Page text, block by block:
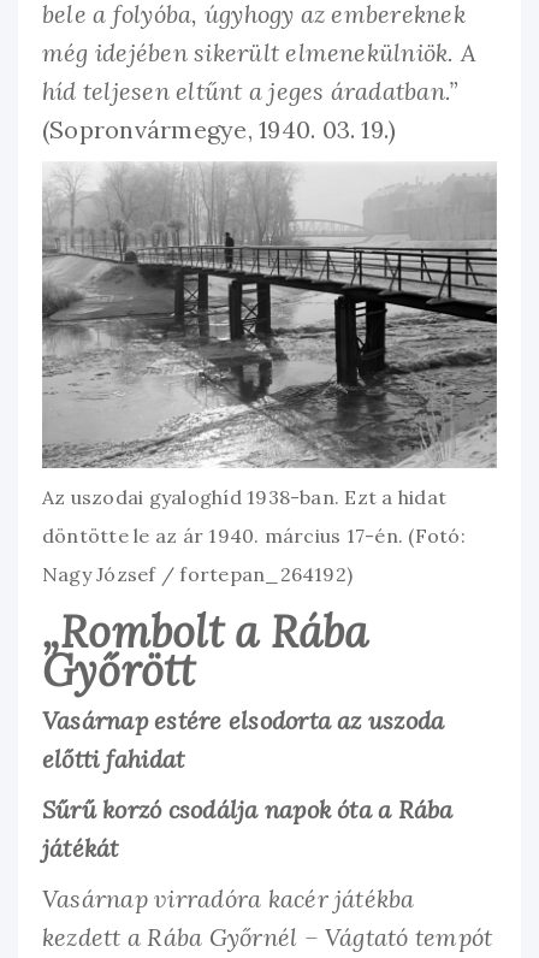
bele a folyóba, úgyhogy az embereknek
még idejében sikerült elmenekülniök. A
híd teljesen eltűnt a jeges áradatban.”
(Sopronvármegye, 1940. 03. 19.)
Az uszodai gyaloghíd 1938-ban. Ezt a hidat
döntötte le az ár 1940. március 17-én. (Fotó:
Nagy József / fortepan_264192)
„Rombolt a Rába
Győrött
Vasárnap estére elsodorta az uszoda
előtti fahidat
Sűrű korzó csodálja napok óta a Rába
játékát
Vasárnap virradóra kacér játékba
kezdett a Rába Győrnél – Vágtató tempót